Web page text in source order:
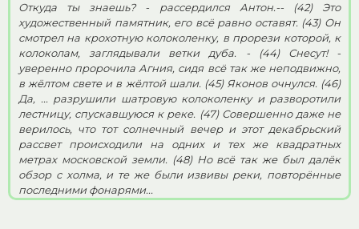
Откуда ты знаешь? - рассердился Антон.-- (42) Это
художественный памятник, его всё равно оставят. (43) Он
смотрел на крохотную колоколенку, в прорези которой, к
колоколам, заглядывали ветки дуба. - (44) Снесут! -
уверенно пророчила Агния, сидя всё так же неподвижно,
в жёлтом свете и в жёлтой шали. (45) Яконов очнулся. (46)
Да, ... разрушили шатровую колоколенку и разворотили
лестницу, спускавшуюся к реке. (47) Совершенно даже не
верилось, что тот солнечный вечер и этот декабрьский
рассвет происходили на одних и тех же квадратных
метрах московской земли. (48) Но всё так же был далёк
обзор с холма, и те же были извивы реки, повторённые
последними фонарями...